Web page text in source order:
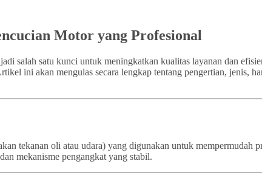
Motor yang Profesional
salah satu kunci untuk meningkatkan kualitas layanan dan
ini akan mengulas secara lengkap tentang pengertian, jenis,
tekanan oli atau udara) yang digunakan untuk mempermudah
mekanisme pengangkat yang stabil.